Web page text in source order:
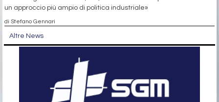
un approccio più ampio di politica industriale»
di Stefano Gennari
Altre News